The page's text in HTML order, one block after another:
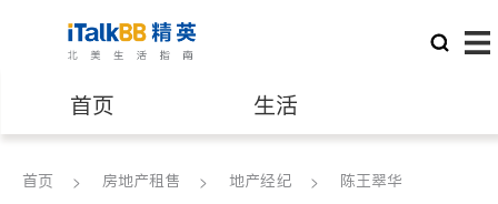
首页 生活
医生 律师
首页 房地产租售 地产经纪 陈王翠华